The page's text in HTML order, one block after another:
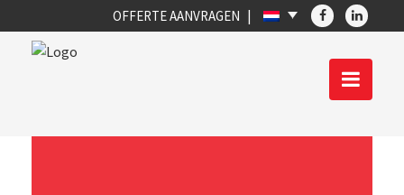
OFFERTE AANVRAGEN